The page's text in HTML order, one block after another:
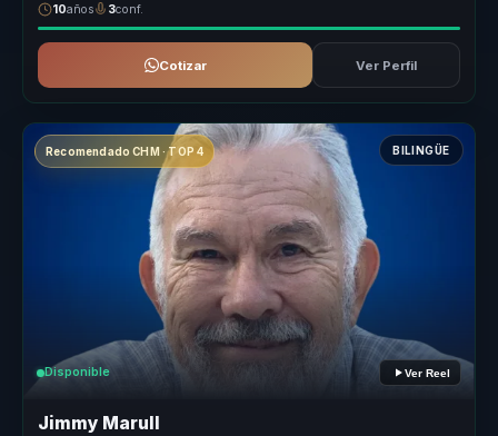
10años 3conf.
Cotizar Ver Perfil
Recomendado CHM · TOP 4 BILINGÜE
Disponible Ver Reel
Jimmy Marull